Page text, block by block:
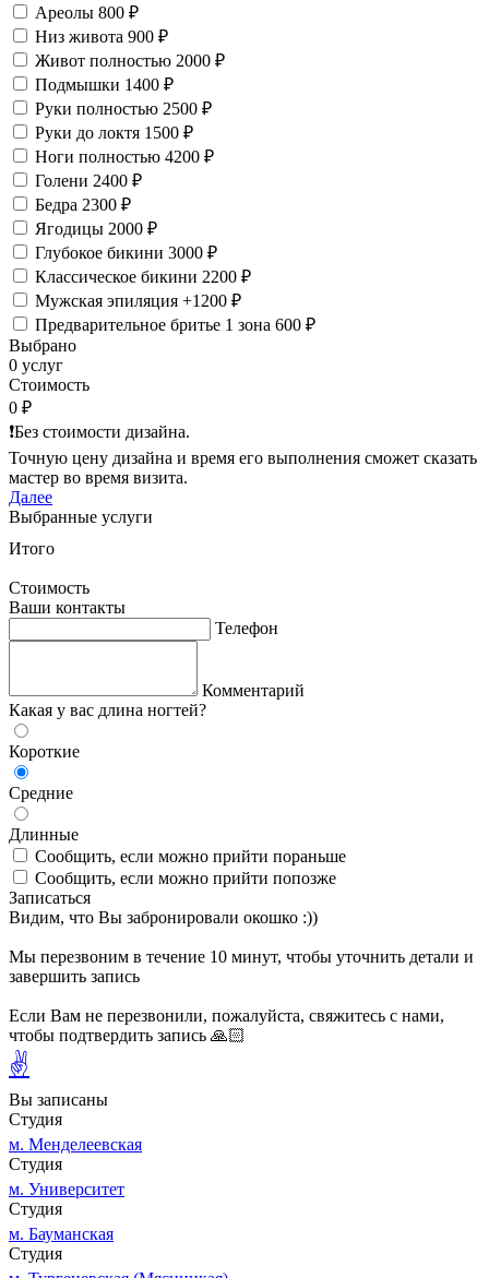
Ареолы 800 ₽
Низ живота 900 ₽
Живот полностью 2000 ₽
Подмышки 1400 ₽
Руки полностью 2500 ₽
Руки до локтя 1500 ₽
Ноги полностью 4200 ₽
Голени 2400 ₽
Бедра 2300 ₽
Ягодицы 2000 ₽
Глубокое бикини 3000 ₽
Классическое бикини 2200 ₽
Мужская эпиляция +1200 ₽
Предварительное бритье 1 зона 600 ₽
Выбрано
0 услуг
Стоимость
0 ₽
❗️Без стоимости дизайна.
Точную цену дизайна и время его выполнения сможет сказать
мастер во время визита.
Далее
Выбранные услуги
Итого
Стоимость
Ваши контакты
Телефон
Комментарий
Какая у вас длина ногтей?
Короткие
Средние
Длинные
Сообщить, если можно прийти пораньше
Сообщить, если можно прийти попозже
Записаться
Видим, что Вы забронировали окошко :))
Мы перезвоним в течение 10 минут, чтобы уточнить детали и
завершить запись
Если Вам не перезвонили, пожалуйста, свяжитесь с нами,
чтобы подтвердить запись 🙏🏻
✌
Вы записаны
Студия
м. Менделеевская
Студия
м. Университет
Студия
м. Бауманская
Студия